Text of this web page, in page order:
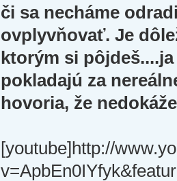
či sa necháme
ovplyvňovať. Je
ktorým si
pokladajú za
hovoria, že
[youtube]http://